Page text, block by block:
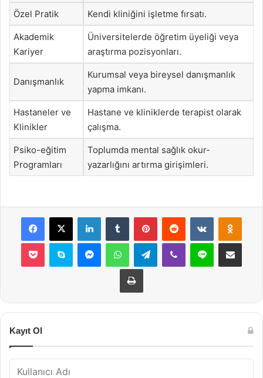
Özel Pratik Kendi kliniğini işletme fırsatı.
Akademik
Kariyer
Üniversitelerde öğretim üyeliği veya
araştırma pozisyonları.
Danışmanlık
Kurumsal veya bireysel danışmanlık
yapma imkanı.
Hastaneler ve
Klinikler
Hastane ve kliniklerde terapist olarak
çalışma.
Psiko-eğitim
Programları
Toplumda mental sağlık okur-
yazarlığını artırma girişimleri.
Facebook
X LinkedInTumblr PinterestReddit VKontakte
Pocket Skype MessengerWhatsAppTelegramViber Line E-Posta ile
Yazdır
Kayıt Ol